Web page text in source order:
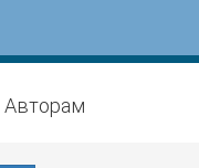
Авторам